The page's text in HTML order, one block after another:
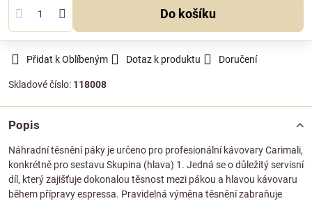
Do košíku
Přidat k Oblíbeným Dotaz k produktu Doručení
Skladové číslo: 118008
Popis
Náhradní těsnění páky je určeno pro profesionální kávovary Carimali,
konkrétně pro sestavu Skupina (hlava) 1. Jedná se o důležitý servisní
díl, který zajišťuje dokonalou těsnost mezi pákou a hlavou kávovaru
během přípravy espressa. Pravidelná výměna těsnění zabraňuje